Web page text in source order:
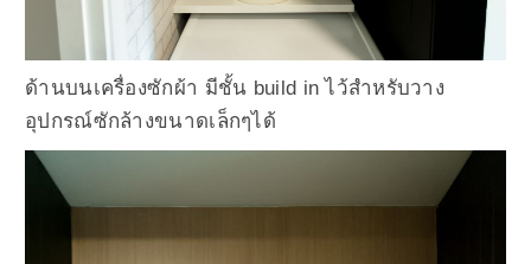
ด้านบนเครื่องซักผ้า มีชั้น build in ไว้สำหรับวาง
อุปกรณ์ซักล้างขนาดเล็กๆได้